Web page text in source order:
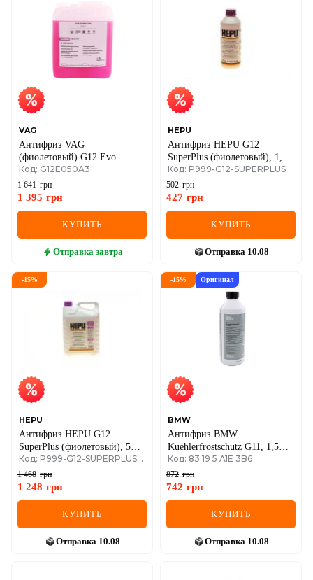
VAG
Антифриз VAG
(фиолетовый) G12 Evo
(-35°C) готовый, 1 литр
Код: G12E050A3
1 641 грн
1 395 грн
КУПИТЬ
Отправка завтра
HEPU
Антифриз HEPU G12
SuperPlus (фиолетовый), 1,5
литра
Код: P999-G12-SUPERPLUS
502 грн
427 грн
КУПИТЬ
Отправка 10.08
-15%
HEPU
Антифриз HEPU G12
SuperPlus (фиолетовый), 5
литров
Код: P999-G12-SUPERPLUS-005
1 468 грн
1 248 грн
КУПИТЬ
Отправка 10.08
-15% Оригинал
BMW
Антифриз BMW
Kuehlerfrostschutz G11, 1,5
литра
Код: 83 19 5 A1E 3B6
872 грн
742 грн
КУПИТЬ
Отправка 10.08